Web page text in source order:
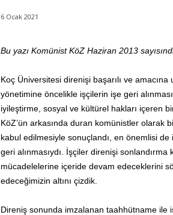
6 Ocak 2021
Bu yazı Komünist KöZ Haziran 2013
Koç Üniversitesi direnişi başarılı ve
yönetimine öncelikle işçilerin işe geri
iyileştirme, sosyal ve kültürel hakları içeren
KöZ’ün arkasında duran komünistler olarak
kabul edilmesiyle sonuçlandı, en önemlisi de
geri alınmasıydı. İşçiler direnişi
mücadelelerine içeride devam edeceklerini
edeceğimizin altını çizdik.
Direniş sonunda imzalanan taahhütname ile